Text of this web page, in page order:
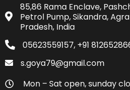
85,86 Rama Enclave,
Petrol Pump, Sikandra,
Pradesh, India
05623559157, +91
s.goya79@gmail.com
Mon – Sat open, sunday